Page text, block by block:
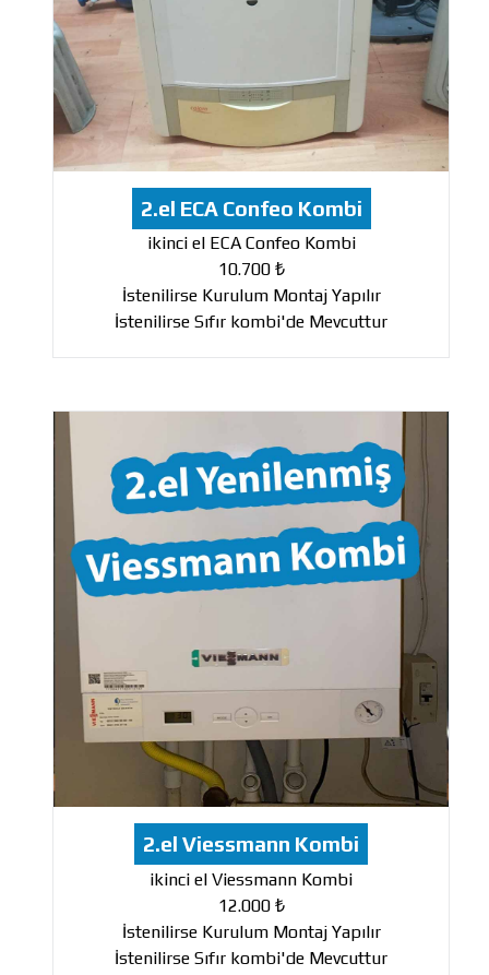
2.el ECA Confeo Kombi
ikinci el ECA Confeo Kombi
10.700 ₺
İstenilirse Kurulum Montaj Yapılır
İstenilirse Sıfır kombi'de Mevcuttur
2.el Viessmann Kombi
ikinci el Viessmann Kombi
12.000 ₺
İstenilirse Kurulum Montaj Yapılır
İstenilirse Sıfır kombi'de Mevcuttur